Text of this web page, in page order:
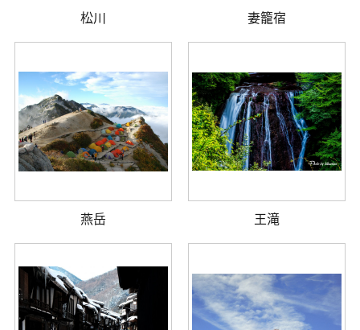
松川 妻籠宿
燕岳 王滝